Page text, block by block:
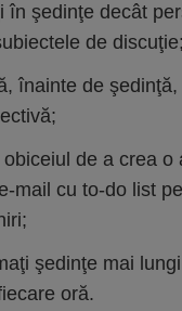
în şedinţe decât
de discuţie;
înainte de
obiceiul de a crea
mail cu to-do list
şedinţe mai
oră.